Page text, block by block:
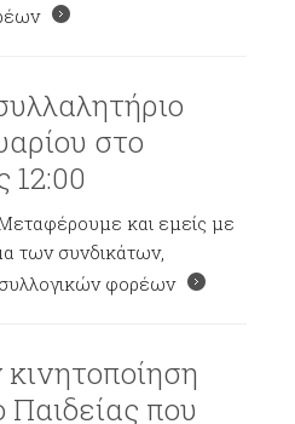
στο
12:00
και εμείς με
των συνδικάτων,
φορέων
που